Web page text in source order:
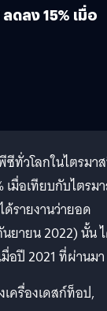
ดลง 15% เมื่อ
ทั่วโลกในไตรมา
เมื่อเทียบกับไตรม
รายงานว่ายอด
ยายน 2022) นั้น
อปี 2021 ที่ผ่านมา
ครื่องเดสก์ท็อป,